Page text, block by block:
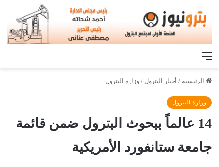
القائمة
الرئيسية / أخبار البترول / وزارة البترول
وزارة البترول
14 عالماً ببحوث البترول ضمن قائمة
جامعة ستانفورد الأمريكية